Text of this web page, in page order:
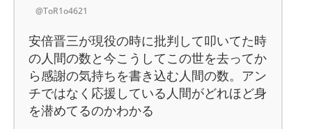
@ToR1o4621
安倍晋三が現役の時に批判して叩いてた時
の人間の数と今こうしてこの世を去ってか
ら感謝の気持ちを書き込む人間の数。アン
チではなく応援している人間がどれほど身
を潜めてるのかわかる